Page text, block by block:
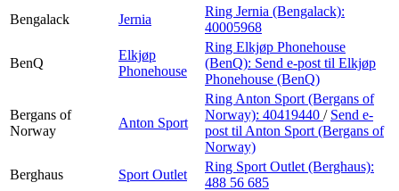
Bengalack
Jernia
Ring Jernia (Bengalack):
40005968
BenQ
Elkjøp
Phonehouse
Ring Elkjøp Phonehouse
(BenQ): Send e-post til Elkjøp
Phonehouse (BenQ)
Bergans of
Norway
Anton Sport
Ring Anton Sport (Bergans of
Norway): 40419440 / Send e-
post til Anton Sport (Bergans of
Norway)
Berghaus
Sport Outlet
Ring Sport Outlet (Berghaus):
488 56 685